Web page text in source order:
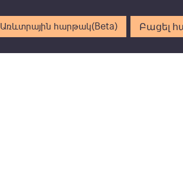
Առևտրային հարթակ(Beta) Բացել